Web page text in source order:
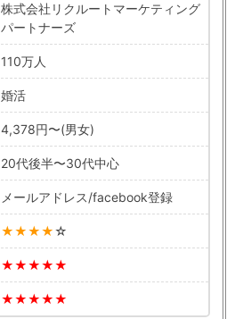
株式会社リクルートマーケティング
パートナーズ
110万人
婚活
4,378円〜(男女)
20代後半〜30代中心
メールアドレス/facebook登録
★★★★☆
★★★★★
★★★★★